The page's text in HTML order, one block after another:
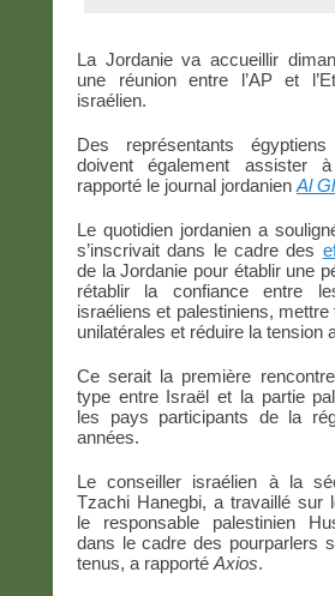
La Jordanie va accueillir
une réunion entre l’AP et
israélien.
Des représentants
doivent également assister
rapporté le journal jordanien Al
Le quotidien jordanien a
s’inscrivait dans le cadre des
de la Jordanie pour établir une
rétablir la confiance entre
israéliens et palestiniens,
unilatérales et réduire la tension
Ce serait la première
type entre Israël et la partie
les pays participants de la
années.
Le conseiller israélien à la
Tzachi Hanegbi, a travaillé sur
le responsable palestinien
dans le cadre des pourparlers
tenus, a rapporté Axios.